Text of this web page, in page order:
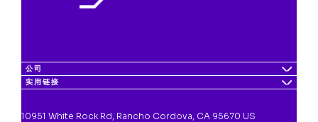
公司
实用链接
10951 White Rock Rd, Rancho Cordova, CA 95670 US